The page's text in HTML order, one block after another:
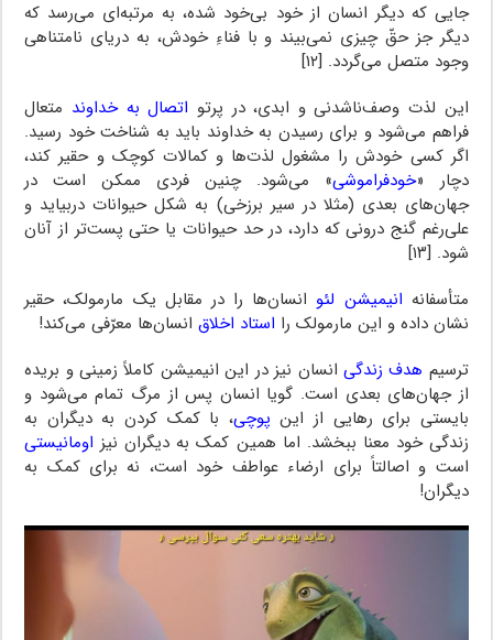
جایی که دیگر انسان از خود بی‌خود شده، به مرتبه‌ای می‌رسد که
دیگر جز حقّ چیزی نمی‌بیند و با فناءِ خودش، به دریای نامتناهی
وجود متصل می‌گردد. [۱۲]
این لذت وصف‌ناشدنی و ابدی، در پرتو اتصال به خداوند متعال
فراهم می‌شود و برای رسیدن به خداوند باید به شناخت خود رسید.
اگر کسی خودش را مشغول لذت‌ها و کمالات کوچک و حقیر کند،
دچار «خودفراموشی» می‌شود. چنین فردی ممکن است در
جهان‌های بعدی (مثلا در سیر برزخی) به شکل حیوانات دربیاید و
علی‌رغم گنج درونی که دارد، در حد حیوانات یا حتی پست‌تر از آنان
شود. [۱۳]
متأسفانه انیمیشن لئو انسان‌ها را در مقابل یک مارمولک، حقیر
نشان داده و این مارمولک را استاد اخلاق انسان‌ها معرّفی می‌کند!
ترسیم هدف زندگی انسان نیز در این انیمیشن کاملاً زمینی و بریده
از جهان‌های بعدی است. گویا انسان پس از مرگ تمام می‌شود و
بایستی برای رهایی از این پوچی، با کمک کردن به دیگران به
زندگی خود معنا ببخشد. اما همین کمک به دیگران نیز اومانیستی
است و اصالتاً برای ارضاء عواطف خود است، نه برای کمک به
دیگران!